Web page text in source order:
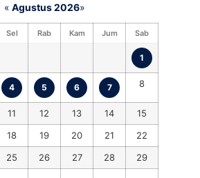
« Agustus 2026»
Sel Rab Kam Jum Sab
1
4 5 6 7 8
11 12 13 14
15
18 19 20 21
22
25 26 27 28
29